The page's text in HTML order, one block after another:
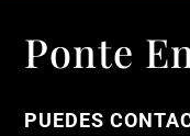
Ponte
PUEDES